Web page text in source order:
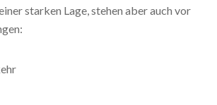
starken Lage, stehen aber auch vor